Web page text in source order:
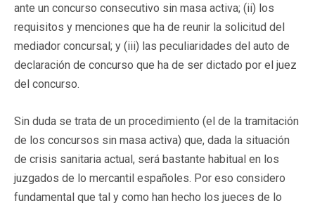
ante un concurso consecutivo sin masa activa; (ii) los
requisitos y menciones que ha de reunir la solicitud del
mediador concursal; y (iii) las peculiaridades del auto de
declaración de concurso que ha de ser dictado por el juez
del concurso.
Sin duda se trata de un procedimiento (el de la tramitación
de los concursos sin masa activa) que, dada la situación
de crisis sanitaria actual, será bastante habitual en los
juzgados de lo mercantil españoles. Por eso considero
fundamental que tal y como han hecho los jueces de lo